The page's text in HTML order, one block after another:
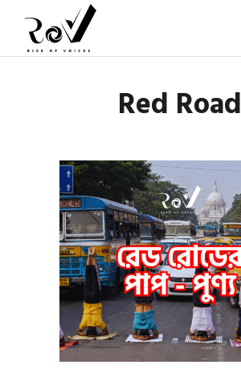
Red Road